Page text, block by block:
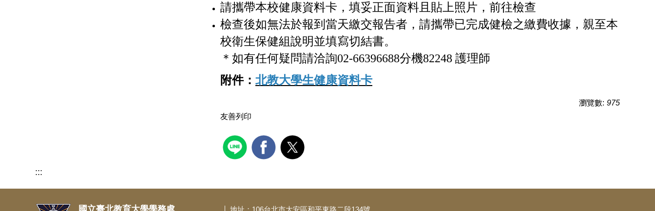
請攜帶本校健康資料卡 ，填妥正面資料且貼上照片，前往檢查
檢查後如無法於報到當天繳交報告者，請攜帶已完成健檢之繳費收據，親至本
校衛生保健組說明並填寫切結書。
＊如有任何疑問請洽詢02-66396688分機82248 護理師
附件： 北教大學生健康資料卡
瀏覽數: 975
友善列印
:::
國立臺北教育大學學務處 地址：106台北市大安區和平東路二段134號